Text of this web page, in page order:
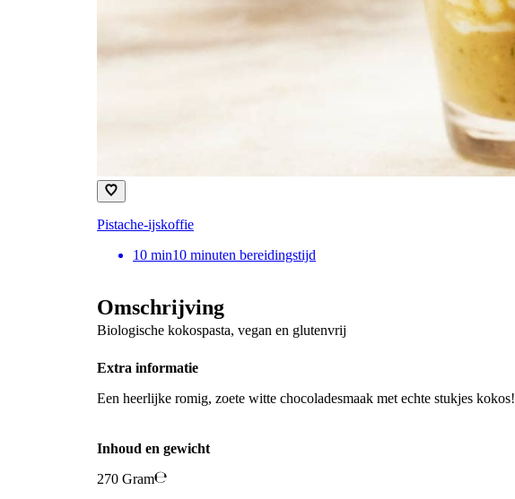
Pistache-ijskoffie
10 min10 minuten bereidingstijd
Omschrijving
Biologische kokospasta, vegan en glutenvrij
Extra informatie
Een heerlijke romig, zoete witte chocoladesmaak met echte stukjes kokos!
Inhoud en gewicht
270 Gram